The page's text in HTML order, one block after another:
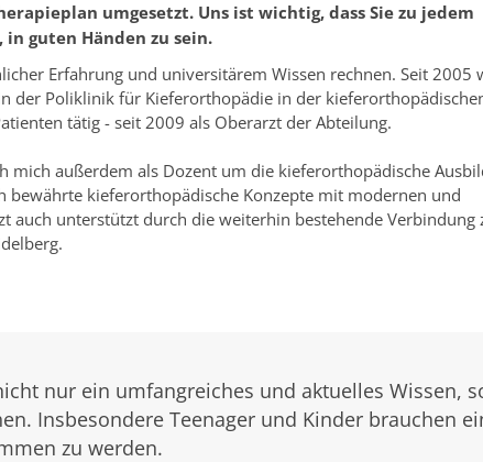
umgesetzt. Uns ist wichtig, dass Sie zu jedem
guten Händen zu sein.
Erfahrung und universitärem Wissen rechnen. Seit 2005
der Poliklinik für Kieferorthopädie in der
tätig - seit 2009 als Oberarzt der Abteilung.
außerdem als Dozent um die kieferorthopädische
bewährte kieferorthopädische Konzepte mit modernen und
auch unterstützt durch die weiterhin bestehende Verbindung
nur ein umfangreiches und aktuelles Wissen,
Insbesondere Teenager und Kinder brauchen
zu werden.